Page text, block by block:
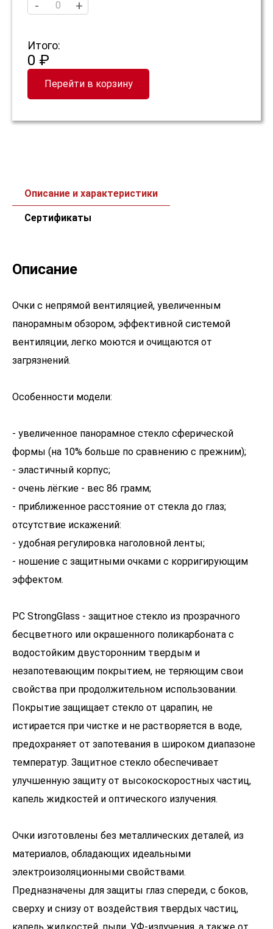
- +
Итого:
0 ₽
Перейти в корзину
Описание и характеристики
Сертификаты
Описание
Очки c непрямой вентиляцией, увеличенным
панорамным обзором, эффективной системой
вентиляции, легко моются и очищаются от
загрязнений.
Особенности модели:
- увеличенное панорамное стекло сферической
формы (на 10% больше по сравнению с прежним);
- эластичный корпус;
- очень лёгкие - вес 86 грамм;
- приближенное расстояние от стекла до глаз;
отсутствие искажений:
- удобная регулировка наголовной ленты;
- ношение с защитными очками с корригирующим
эффектом.
РС StrongGlass - защитное стекло из прозрачного
бесцветного или окрашенного поликарбоната с
водостойким двусторонним твердым и
незапотевающим покрытием, не теряющим свои
свойства при продолжительном использовании.
Покрытие защищает стекло от царапин, не
истирается при чистке и не растворяется в воде,
предохраняет от запотевания в широком диапазоне
температур. Защитное стекло обеспечивает
улучшенную защиту от высокоскоростных частиц,
капель жидкостей и оптического излучения.
Очки изготовлены без металлических деталей, из
материалов, обладающих идеальными
электроизоляционными свойствами.
Предназначены для защиты глаз спереди, с боков,
сверху и снизу от воздействия твердых частиц,